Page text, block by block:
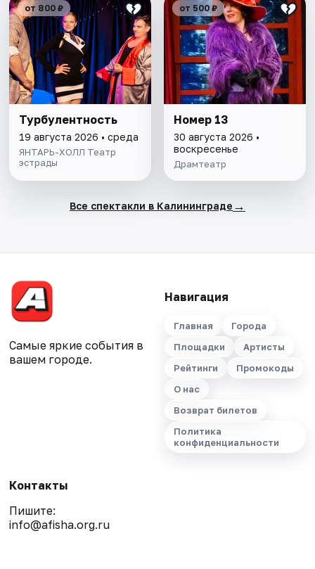
от 800 ₽
Турбулентность
19 августа 2026 • среда
ЯНТАРЬ-ХОЛЛ Театр
эстрады
от 500 ₽
Номер 13
30 августа 2026 •
воскресенье
Драмтеатр
Все спектакли в Калининграде →
Самые яркие события в
вашем городе.
Навигация
Главная
Города
Площадки
Артисты
Рейтинги
Промокоды
О нас
Возврат билетов
Политика
конфиденциальности
Контакты
Пишите:
info@afisha.org.ru